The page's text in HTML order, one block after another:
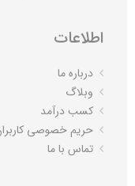
اطلاعات
درباره ما
وبلاگ
کسب درآمد
حریم خصوصی
تماس با ما